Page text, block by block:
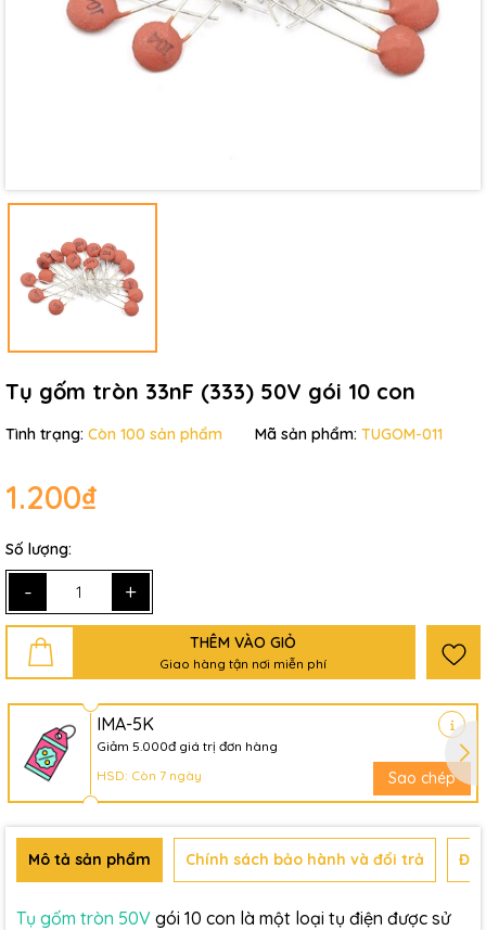
Tụ gốm tròn 33nF (333) 50V gói 10 con
Tình trạng: Còn 100 sản phẩm Mã sản phẩm: TUGOM-011
1.200₫
Số lượng:
- +
THÊM VÀO GIỎ
Giao hàng tận nơi miễn phí
IMA-5K
Giảm 5.000đ giá trị đơn hàng
HSD: Còn 7 ngày
Sao chép
Ngày hết hạn:
Mô tả sản phẩm Chính sách bảo hành và đổi trả
Tụ gốm tròn 50V gói 10 con là một loại tụ điện được sử